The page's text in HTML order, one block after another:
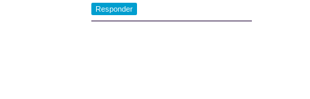
Responder